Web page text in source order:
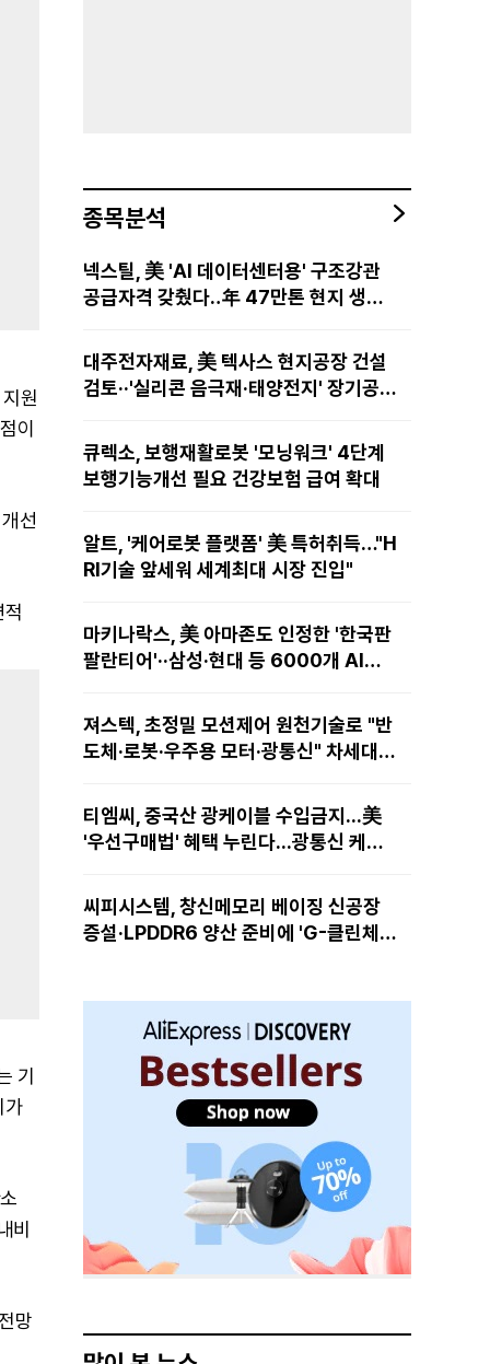
원
이
선
기
가
비
망
종목분석
넥스틸, 美 'AI 데이터센터용' 구조강관
공급자격 갖췄다‥年 47만톤 현지 생산
대주전자재료, 美 텍사스 현지공장 건설
검토··'실리콘 음극재·태양전지' 장기공급
큐렉소, 보행재활로봇 '모닝워크' 4단계
보행기능개선 필요 건강보험 급여 확대
알트, '케어로봇 플랫폼' 美 특허취득…"H
RI기술 앞세워 세계최대 시장 진입"
마키나락스, 美 아마존도 인정한 '한국판
팔란티어'··삼성·현대 등 6000개 AI모
져스텍, 초정밀 모션제어 원천기술로 "반
도체·로봇·우주용 모터·광통신" 차세대
티엠씨, 중국산 광케이블 수입금지...美
'우선구매법' 혜택 누린다...광통신 케이
씨피시스템, 창신메모리 베이징 신공장
증설·LPDDR6 양산 준비에 'G-클린체